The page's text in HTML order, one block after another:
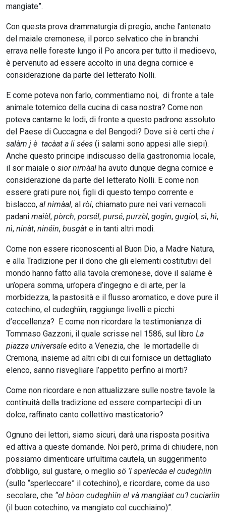
mangiate”.
Con questa prova drammaturgia di pregio, anche l’antenato
del maiale cremonese, il porco selvatico che in branchi
errava nelle foreste lungo il Po ancora per tutto il medioevo,
è pervenuto ad essere accolto in una degna cornice e
considerazione da parte del letterato Nolli.
E come poteva non farlo, commentiamo noi, di fronte a tale
animale totemico della cucina di casa nostra? Come non
poteva cantarne le lodi, di fronte a questo padrone assoluto
del Paese di Cuccagna e del Bengodi? Dove si è certi che i
salàm j è tacàat a li sées (i salami sono appesi alle siepi).
Anche questo principe indiscusso della gastronomia locale,
il sor maiale o sior nimàal ha avuto dunque degna cornice e
considerazione da parte del letterato Nolli. E come non
essere grati pure noi, figli di questo tempo corrente e
bislacco, al nimàal, al ròi, chiamato pure nei vari vernacoli
padani maièl, pòrch, porsél, pursé, purzèl, gogìn, gugiol, sì, hì,
nì, ninàt, ninéin, busgàt e in tanti altri modi.
Come non essere riconoscenti al Buon Dio, a Madre Natura,
e alla Tradizione per il dono che gli elementi costitutivi del
mondo hanno fatto alla tavola cremonese, dove il salame è
un’opera somma, un’opera d’ingegno e di arte, per la
morbidezza, la pastosità e il flusso aromatico, e dove pure il
cotechino, el cudeghìin, raggiunge livelli e picchi
d’eccellenza? E come non ricordare la testimonianza di
Tommaso Gazzoni, il quale scrisse nel 1586, sul libro La
piazza universale edito a Venezia, che le mortadelle di
Cremona, insieme ad altri cibi di cui fornisce un dettagliato
elenco, sanno risvegliare l’appetito perfino ai morti?
Come non ricordare e non attualizzare sulle nostre tavole la
continuità della tradizione ed essere compartecipi di un
dolce, raffinato canto collettivo masticatorio?
Ognuno dei lettori, siamo sicuri, darà una risposta positiva
ed attiva a queste domande. Noi però, prima di chiudere, non
possiamo dimenticare un’ultima cautela, un suggerimento
d’obbligo, sul gustare, o meglio sö ’l sperlecàa el cudeghìin
(sullo “sperleccare” il cotechino), e ricordare, come da uso
secolare, che “el bòon cudeghìin el và mangiàat cu’l cuciarìin
(il buon cotechino, va mangiato col cucchiaino)”.